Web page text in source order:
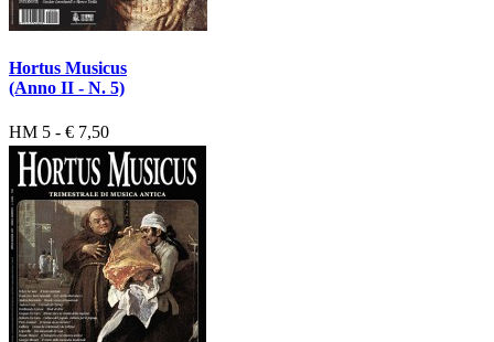
Hortus Musicus
(Anno II - N. 5)
HM 5 - € 7,50